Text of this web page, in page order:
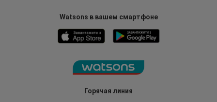
Горячая линия
Watsons в вашем смартфоне